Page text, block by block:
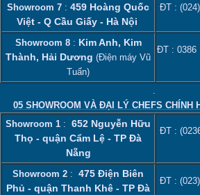
Showroom 7 : 459 Hoàng Quốc
Việt - Q Cầu Giấy - Hà Nội
ĐT :
Showroom 8 : Kim Anh, Kim
Thành, Hải Dương (Điện máy Vũ
Tuấn)
ĐT : 0386
05 SHOWROOM VÀ ĐẠI LÝ CHEFS CHÍNH
Showroom 1 : 652 Nguyễn Hữu
Thọ - quận Cẩm Lệ - TP Đà
Nẵng
ĐT :
Showroom 2 : 475 Điện Biên
Phủ - quận Thanh Khê - TP Đà
ĐT :